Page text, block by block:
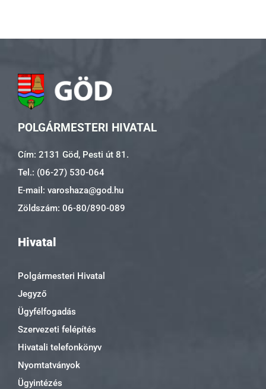
POLGÁRMESTERI HIVATAL
Cím: 2131 Göd, Pesti út 81.
Tel.: (06-27) 530-064
E-mail: varoshaza@god.hu
Zöldszám: 06-80/890-089
Hivatal
Polgármesteri Hivatal
Jegyző
Ügyfélfogadás
Szervezeti felépítés
Hivatali telefonkönyv
Nyomtatványok
Ügyintézés